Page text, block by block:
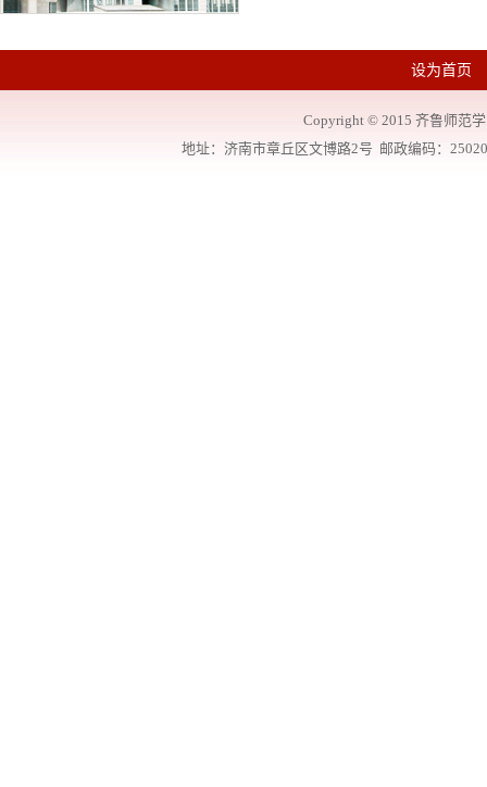
设为首页
Copyright © 2015 齐鲁师范
地址：济南市章丘区文博路2号 邮政编码：